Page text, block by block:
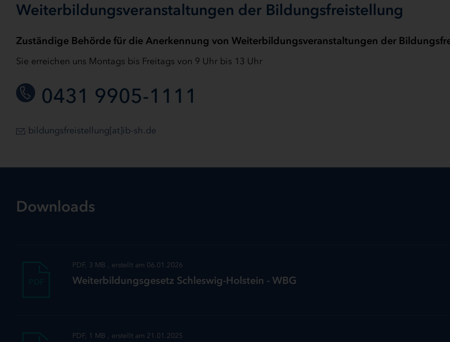
Weiterbildungsveranstaltungen der Bildungsfreistellung
Zuständige Behörde für die Anerkennung von Weiterbildungsveranstaltungen der
Sie erreichen uns Montags bis Freitags von 9 Uhr bis 13 Uhr
0431 9905-1111
bildungsfreistellung[at]ib-sh.de
Downloads
PDF, 3 MB , erstellt am 06.01.2026
Weiterbildungsgesetz Schleswig-Holstein - WBG
PDF, 1 MB , erstellt am 21.01.2025